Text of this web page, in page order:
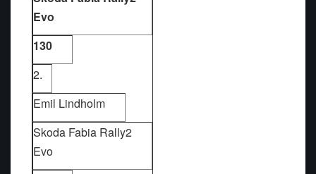
Evo
130
2.
Emil Lindholm
Skoda Fabia Rally2
Evo